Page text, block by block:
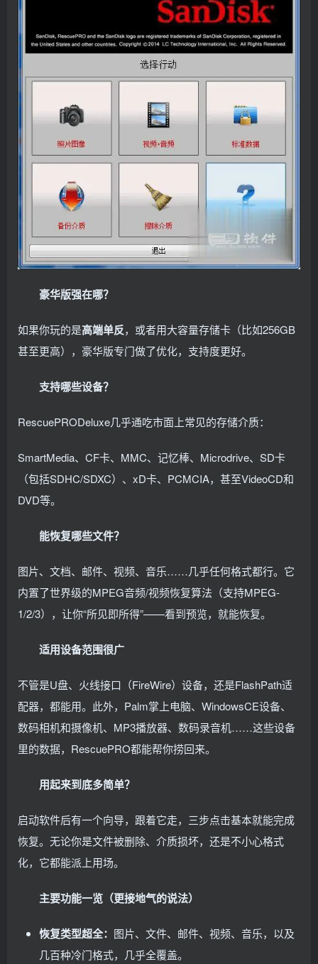
豪华版强在哪？
如果你玩的是高端单反，或者用大容量存储卡（比如256GB
甚至更高），豪华版专门做了优化，支持度更好。
支持哪些设备？
RescuePRODeluxe几乎通吃市面上常见的存储介质：
SmartMedia、CF卡、MMC、记忆棒、Microdrive、SD卡
（包括SDHC/SDXC）、xD卡、PCMCIA，甚至VideoCD和
DVD等。
能恢复哪些文件？
图片、文档、邮件、视频、音乐……几乎任何格式都行。它
内置了世界级的MPEG音频/视频恢复算法（支持MPEG-
1/2/3），让你“所见即所得”——看到预览，就能恢复。
适用设备范围很广
不管是U盘、火线接口（FireWire）设备，还是FlashPath适
配器，都能用。此外，Palm掌上电脑、WindowsCE设备、
数码相机和摄像机、MP3播放器、数码录音机……这些设备
里的数据，RescuePRO都能帮你捞回来。
用起来到底多简单？
启动软件后有一个向导，跟着它走，三步点击基本就能完成
恢复。无论你是文件被删除、介质损坏，还是不小心格式
化，它都能派上用场。
主要功能一览（更接地气的说法）
恢复类型超全： 图片、文件、邮件、视频、音乐，以及
几百种冷门格式，几乎全覆盖。